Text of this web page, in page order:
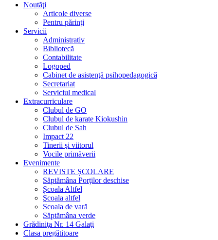
Noutăţi
Articole diverse
Pentru părinţi
Servicii
Administrativ
Bibliotecă
Contabilitate
Logoped
Cabinet de asistenţă psihopedagogică
Secretariat
Serviciul medical
Extracurriculare
Clubul de GO
Clubul de karate Kiokushin
Clubul de Sah
Impact 22
Tinerii şi viitorul
Vocile primăverii
Evenimente
REVISTE ȘCOLARE
Săptămâna Porţilor deschise
Școala Altfel
Şcoala altfel
Scoala de vară
Săptămâna verde
Grădiniţa Nr. 14 Galaţi
Clasa pregătitoare